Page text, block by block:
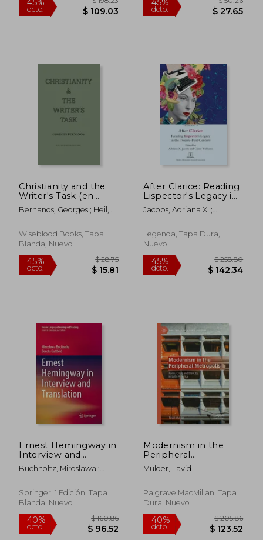
dcto. dcto.
Christianity and the
Writer's Task (en
Inglés)
Bernanos, Georges ; Heil,
Wiseblood Books, Tapa
Blanda, Nuevo
After Clarice: Reading
Lispector's Legacy in
the Twenty-First
Century (en Inglés)
Jacobs, Adriana X. ;
Legenda, Tapa Dura,
Nuevo
Ernest Hemingway in
Interview and
Translation (en
Inglés)
Buchholtz, Miroslawa ;
Springer, 1 Edición, Tapa
Blanda, Nuevo
Modernism in the
Peripheral
Metropolis: Form,
Crisis and the City in
Inglés)
Mulder, Tavid
Palgrave MacMillan, Tapa
Dura, Nuevo